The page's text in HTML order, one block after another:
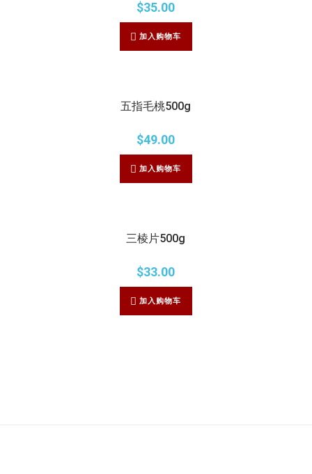
$35.00
加入购物车
五指毛桃500g
$49.00
加入购物车
三棱片500g
$33.00
加入购物车